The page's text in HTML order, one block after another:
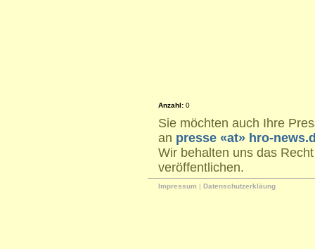
Anzahl: 0
Sie möchten auch Ihre
an presse «at» hro-
Wir behalten uns das
veröffentlichen.
Impressum | Datenschutzerkläung